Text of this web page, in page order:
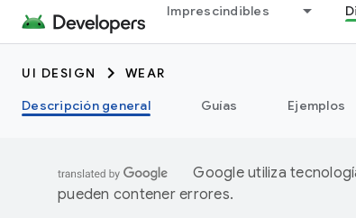
Imprescindibles
UI DESIGN
WEAR
Descripción general
Guías Ejemplos
Google utiliza
pueden contener errores.